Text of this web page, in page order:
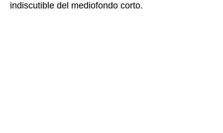
indiscutible del mediofondo corto.